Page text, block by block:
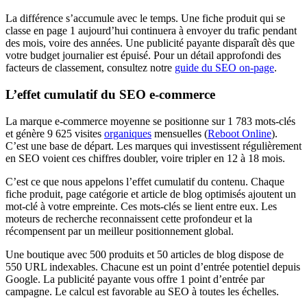
La différence s’accumule avec le temps. Une fiche produit qui se
classe en page 1 aujourd’hui continuera à envoyer du trafic pendant
des mois, voire des années. Une publicité payante disparaît dès que
votre budget journalier est épuisé. Pour un détail approfondi des
facteurs de classement, consultez notre guide du SEO on-page.
L’effet cumulatif du SEO e-commerce
La marque e-commerce moyenne se positionne sur 1 783 mots-clés
et génère 9 625 visites organiques mensuelles (Reboot Online).
C’est une base de départ. Les marques qui investissent régulièrement
en SEO voient ces chiffres doubler, voire tripler en 12 à 18 mois.
C’est ce que nous appelons l’effet cumulatif du contenu. Chaque
fiche produit, page catégorie et article de blog optimisés ajoutent un
mot-clé à votre empreinte. Ces mots-clés se lient entre eux. Les
moteurs de recherche reconnaissent cette profondeur et la
récompensent par un meilleur positionnement global.
Une boutique avec 500 produits et 50 articles de blog dispose de
550 URL indexables. Chacune est un point d’entrée potentiel depuis
Google. La publicité payante vous offre 1 point d’entrée par
campagne. Le calcul est favorable au SEO à toutes les échelles.